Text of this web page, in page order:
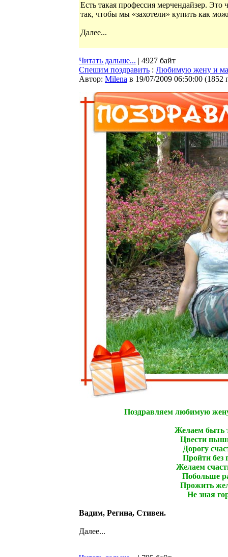
Есть такая профессия мерчендайзер. Это
так, чтобы мы «захотели» купить как
Далее...
Читать дальше... | 4927 байт
Спешим поздравить : Любимую жену и
Автор: Milena в 19/07/2009 06:50:00 (1852
Поздравляем любимую
Желаем быть
Цвести
Дорогу
Пройти без
Желаем
Побольше
Прожить
Не зная
Вадим, Регина, Стивен.
Далее...